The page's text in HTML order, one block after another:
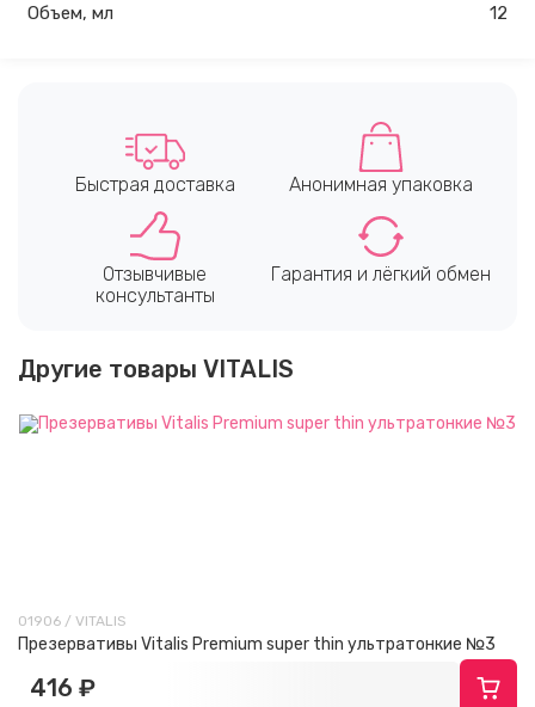
Объем, мл
12
Быстрая доставка Анонимная упаковка
Отзывчивые
консультанты
Гарантия и лёгкий обмен
Другие товары VITALIS
01906 / VITALIS
Презервативы Vitalis Premium super thin ультратонкие №3
416 ₽